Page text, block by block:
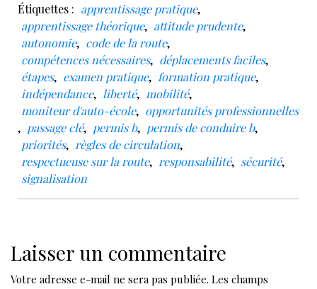
Étiquettes : apprentissage pratique,
apprentissage théorique, attitude prudente,
autonomie, code de la route,
compétences nécessaires, déplacements faciles,
étapes, examen pratique, formation pratique,
indépendance, liberté, mobilité,
moniteur d'auto-école, opportunités professionnelles
, passage clé, permis b, permis de conduire b,
priorités, règles de circulation,
respectueuse sur la route, responsabilité, sécurité,
signalisation
Laisser un commentaire
Votre adresse e-mail ne sera pas publiée. Les champs